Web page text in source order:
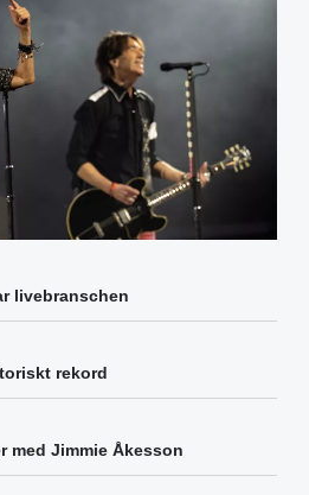
livebranschen
rekord
med Jimmie Åkesson